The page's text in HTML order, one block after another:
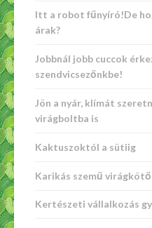
Itt a robot fűnyíró!De
árak?
Jobbnál jobb cuccok
szendvicsezőnkbe!
Jön a nyár, klímát
virágboltba is
Kaktuszoktól a sütiig
Karikás szemű
Kertészeti vállalkozás